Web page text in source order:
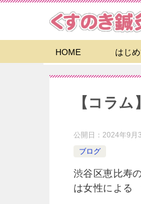
HOME はじ
【コラ
公開日： 2024年9月
ブログ
渋谷区恵比寿
は女性による